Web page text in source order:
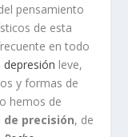
pensamiento
de esta
en todo
depresión leve,
y formas de
hemos de
precisión, de